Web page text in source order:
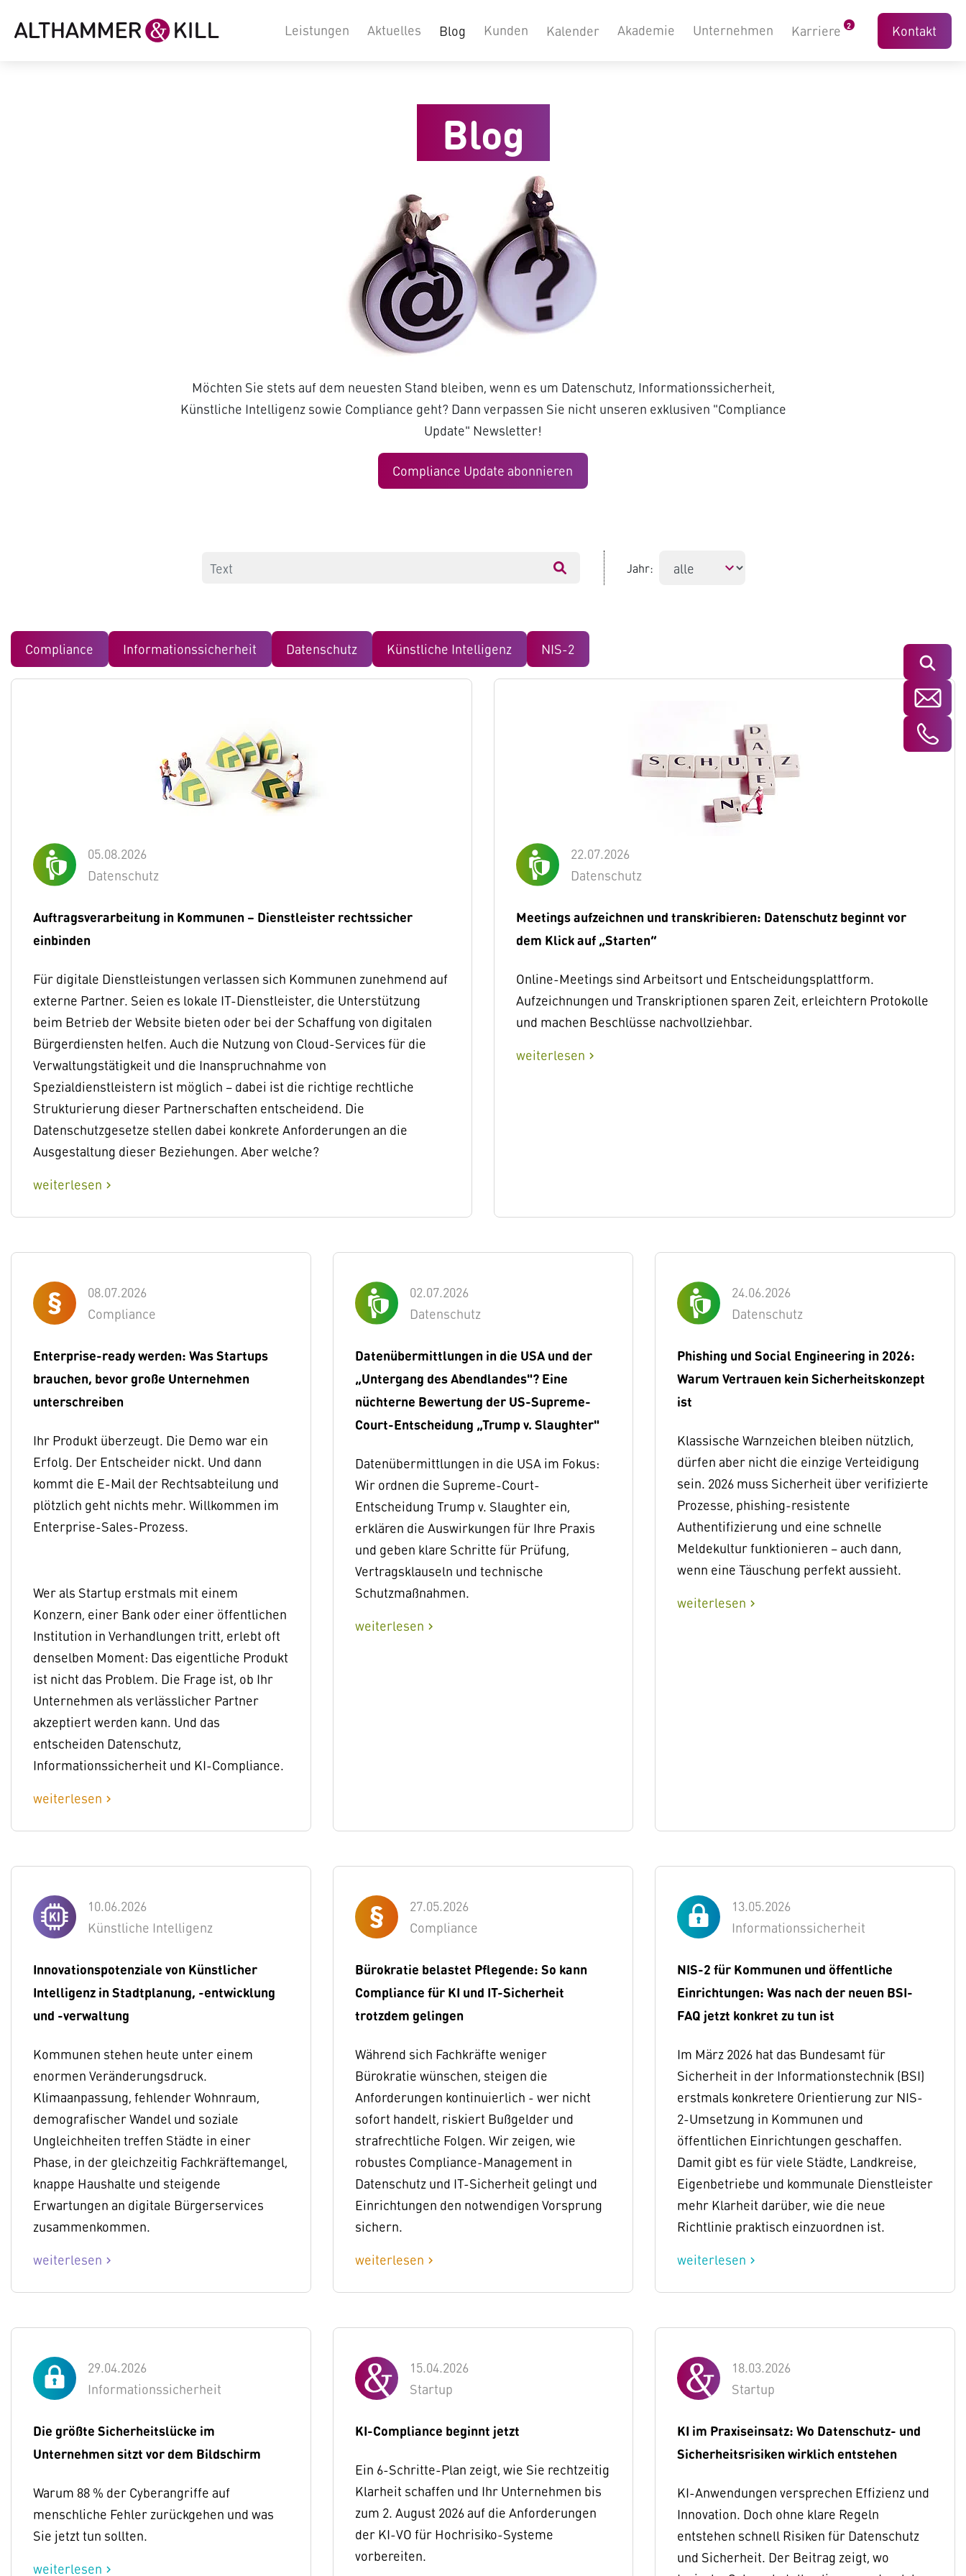
Leistungen Aktuelles Blog Kunden Kalender Akademie Unternehmen Karriere 2 Kontakt
Suchen
Blog
Möchten Sie stets auf dem neuesten Stand bleiben, wenn es um Datenschutz, Informationssicherheit,
Künstliche Intelligenz sowie Compliance geht? Dann verpassen Sie nicht unseren exklusiven "Compliance
Update" Newsletter!
Compliance Update abonnieren
Jahr:
Compliance Informationssicherheit Datenschutz Künstliche Intelligenz NIS-2
05.08.2026
Datenschutz
Auftragsverarbeitung in Kommunen – Dienstleister rechtssicher
einbinden
Für digitale Dienstleistungen verlassen sich Kommunen zunehmend auf
externe Partner. Seien es lokale IT-Dienstleister, die Unterstützung
beim Betrieb der Website bieten oder bei der Schaffung von digitalen
Bürgerdiensten helfen. Auch die Nutzung von Cloud-Services für die
Verwaltungstätigkeit und die Inanspruchnahme von
Spezialdienstleistern ist möglich – dabei ist die richtige rechtliche
Strukturierung dieser Partnerschaften entscheidend. Die
Datenschutzgesetze stellen dabei konkrete Anforderungen an die
Ausgestaltung dieser Beziehungen. Aber welche?
weiterlesen chevron_right
22.07.2026
Datenschutz
Meetings aufzeichnen und transkribieren: Datenschutz beginnt vor
dem Klick auf „Starten“
Online-Meetings sind Arbeitsort und Entscheidungsplattform.
Aufzeichnungen und Transkriptionen sparen Zeit, erleichtern Protokolle
und machen Beschlüsse nachvollziehbar.
weiterlesen chevron_right
08.07.2026
Compliance
Enterprise-ready werden: Was Startups
brauchen, bevor große Unternehmen
unterschreiben
Ihr Produkt überzeugt. Die Demo war ein
Erfolg. Der Entscheider nickt. Und dann
kommt die E-Mail der Rechtsabteilung und
plötzlich geht nichts mehr. Willkommen im
Enterprise-Sales-Prozess.
Wer als Startup erstmals mit einem
Konzern, einer Bank oder einer öffentlichen
Institution in Verhandlungen tritt, erlebt oft
denselben Moment: Das eigentliche Produkt
ist nicht das Problem. Die Frage ist, ob Ihr
Unternehmen als verlässlicher Partner
akzeptiert werden kann. Und das
entscheiden Datenschutz,
Informationssicherheit und KI-Compliance.
weiterlesen chevron_right
02.07.2026
Datenschutz
Datenübermittlungen in die USA und der
„Untergang des Abendlandes"? Eine
nüchterne Bewertung der US-Supreme-
Court-Entscheidung „Trump v. Slaughter"
Datenübermittlungen in die USA im Fokus:
Wir ordnen die Supreme-Court-
Entscheidung Trump v. Slaughter ein,
erklären die Auswirkungen für Ihre Praxis
und geben klare Schritte für Prüfung,
Vertragsklauseln und technische
Schutzmaßnahmen.
weiterlesen chevron_right
24.06.2026
Datenschutz
Phishing und Social Engineering in 2026:
Warum Vertrauen kein Sicherheitskonzept
ist
Klassische Warnzeichen bleiben nützlich,
dürfen aber nicht die einzige Verteidigung
sein. 2026 muss Sicherheit über verifizierte
Prozesse, phishing-resistente
Authentifizierung und eine schnelle
Meldekultur funktionieren – auch dann,
wenn eine Täuschung perfekt aussieht.
weiterlesen chevron_right
10.06.2026
Künstliche Intelligenz
Innovationspotenziale von Künstlicher
Intelligenz in Stadtplanung, -entwicklung
und -verwaltung
Kommunen stehen heute unter einem
enormen Veränderungsdruck.
Klimaanpassung, fehlender Wohnraum,
demografischer Wandel und soziale
Ungleichheiten treffen Städte in einer
Phase, in der gleichzeitig Fachkräftemangel,
knappe Haushalte und steigende
Erwartungen an digitale Bürgerservices
zusammenkommen.
weiterlesen chevron_right
27.05.2026
Compliance
Bürokratie belastet Pflegende: So kann
Compliance für KI und IT-Sicherheit
trotzdem gelingen
Während sich Fachkräfte weniger
Bürokratie wünschen, steigen die
Anforderungen kontinuierlich - wer nicht
sofort handelt, riskiert Bußgelder und
strafrechtliche Folgen. Wir zeigen, wie
robustes Compliance-Management in
Datenschutz und IT-Sicherheit gelingt und
Einrichtungen den notwendigen Vorsprung
sichern.
weiterlesen chevron_right
13.05.2026
Informationssicherheit
NIS-2 für Kommunen und öffentliche
Einrichtungen: Was nach der neuen BSI-
FAQ jetzt konkret zu tun ist
Im März 2026 hat das Bundesamt für
Sicherheit in der Informationstechnik (BSI)
erstmals konkretere Orientierung zur NIS-
2-Umsetzung in Kommunen und
öffentlichen Einrichtungen geschaffen.
Damit gibt es für viele Städte, Landkreise,
Eigenbetriebe und kommunale Dienstleister
mehr Klarheit darüber, wie die neue
Richtlinie praktisch einzuordnen ist.
weiterlesen chevron_right
29.04.2026
Informationssicherheit
Die größte Sicherheitslücke im
Unternehmen sitzt vor dem Bildschirm
Warum 88 % der Cyberangriffe auf
menschliche Fehler zurückgehen und was
Sie jetzt tun sollten.
weiterlesen chevron_right
15.04.2026
Startup
KI-Compliance beginnt jetzt
Ein 6-Schritte-Plan zeigt, wie Sie rechtzeitig
Klarheit schaffen und Ihr Unternehmen bis
zum 2. August 2026 auf die Anforderungen
der KI-VO für Hochrisiko-Systeme
vorbereiten.
18.03.2026
Startup
KI im Praxiseinsatz: Wo Datenschutz- und
Sicherheitsrisiken wirklich entstehen
KI-Anwendungen versprechen Effizienz und
Innovation. Doch ohne klare Regeln
entstehen schnell Risiken für Datenschutz
und Sicherheit. Der Beitrag zeigt, wo